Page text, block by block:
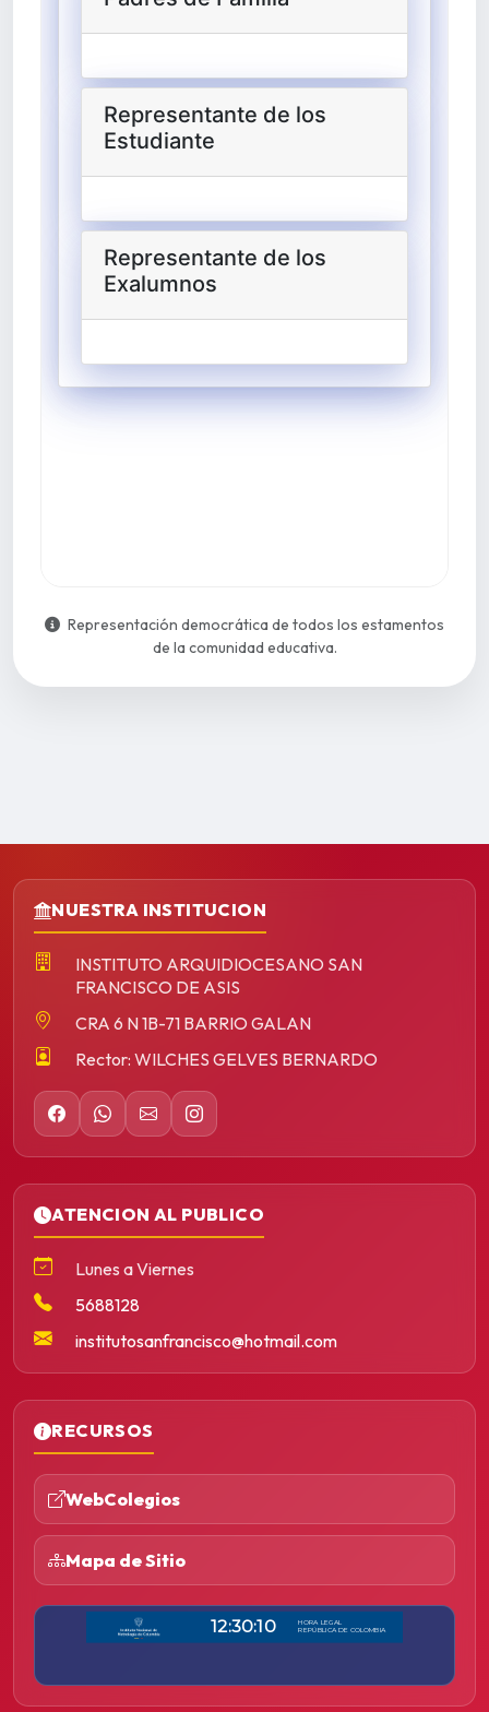
Representación democrática de todos los estamentos
de la comunidad educativa.
NUESTRA INSTITUCION
INSTITUTO ARQUIDIOCESANO SAN
FRANCISCO DE ASIS
CRA 6 N 1B-71 BARRIO GALAN
Rector: WILCHES GELVES BERNARDO
ATENCION AL PUBLICO
Lunes a Viernes
5688128
institutosanfrancisco@hotmail.com
RECURSOS
WebColegios
Mapa de Sitio